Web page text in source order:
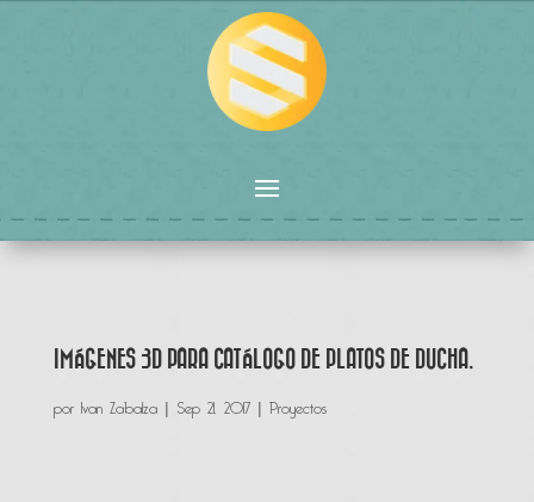
IMÁGENES 3D PARA CATÁLOGO DE PLATOS DE DUCHA.
por Ivan Zabalza| Sep 21, 2017| Proyectos